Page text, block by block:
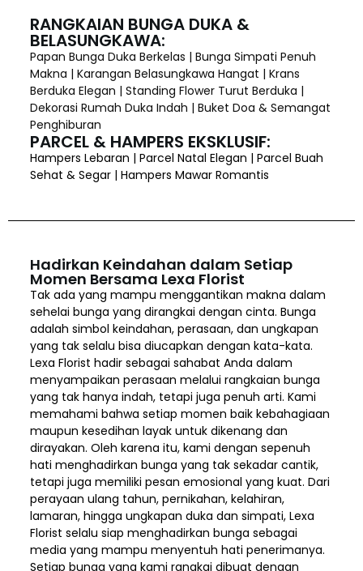
RANGKAIAN BUNGA DUKA &
BELASUNGKAWA:
Papan Bunga Duka Berkelas | Bunga Simpati Penuh
Makna | Karangan Belasungkawa Hangat | Krans
Berduka Elegan | Standing Flower Turut Berduka |
Dekorasi Rumah Duka Indah | Buket Doa & Semangat
Penghiburan
PARCEL & HAMPERS EKSKLUSIF:
Hampers Lebaran | Parcel Natal Elegan | Parcel Buah
Sehat & Segar | Hampers Mawar Romantis
Hadirkan Keindahan dalam Setiap
Momen Bersama Lexa Florist
Tak ada yang mampu menggantikan makna dalam
sehelai bunga yang dirangkai dengan cinta. Bunga
adalah simbol keindahan, perasaan, dan ungkapan
yang tak selalu bisa diucapkan dengan kata-kata.
Lexa Florist hadir sebagai sahabat Anda dalam
menyampaikan perasaan melalui rangkaian bunga
yang tak hanya indah, tetapi juga penuh arti. Kami
memahami bahwa setiap momen baik kebahagiaan
maupun kesedihan layak untuk dikenang dan
dirayakan. Oleh karena itu, kami dengan sepenuh
hati menghadirkan bunga yang tak sekadar cantik,
tetapi juga memiliki pesan emosional yang kuat. Dari
perayaan ulang tahun, pernikahan, kelahiran,
lamaran, hingga ungkapan duka dan simpati, Lexa
Florist selalu siap menghadirkan bunga sebagai
media yang mampu menyentuh hati penerimanya.
Setiap bunga yang kami rangkai dibuat dengan